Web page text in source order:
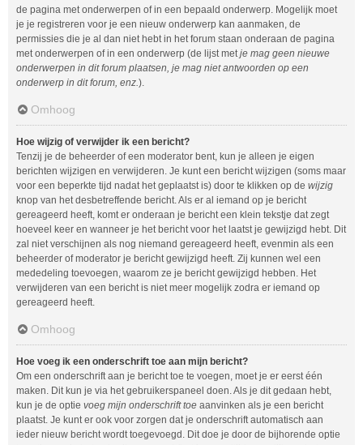
de pagina met onderwerpen of in een bepaald onderwerp. Mogelijk moet
je je registreren voor je een nieuw onderwerp kan aanmaken, de
permissies die je al dan niet hebt in het forum staan onderaan de pagina
met onderwerpen of in een onderwerp (de lijst metje mag geen nieuwe
onderwerpen in dit forum plaatsen, je mag niet antwoorden op een
onderwerp in dit forum, enz.).
Omhoog
Hoe wijzig of verwijder ik een bericht?
Tenzij je de beheerder of een moderator bent, kun je alleen je eigen
berichten wijzigen en verwijderen. Je kunt een bericht wijzigen (soms maar
voor een beperkte tijd nadat het geplaatst is) door te klikken op de wijzig
knop van het desbetreffende bericht. Als er al iemand op je bericht
gereageerd heeft, komt er onderaan je bericht een klein tekstje dat zegt
hoeveel keer en wanneer je het bericht voor het laatst je gewijzigd hebt. Dit
zal niet verschijnen als nog niemand gereageerd heeft, evenmin als een
beheerder of moderator je bericht gewijzigd heeft. Zij kunnen wel een
mededeling toevoegen, waarom ze je bericht gewijzigd hebben. Het
verwijderen van een bericht is niet meer mogelijk zodra er iemand op
gereageerd heeft.
Omhoog
Hoe voeg ik een onderschrift toe aan mijn bericht?
Om een onderschrift aan je bericht toe te voegen, moet je er eerst één
maken. Dit kun je via het gebruikerspaneel doen. Als je dit gedaan hebt,
kun je de optie voeg mijn onderschrift toe aanvinken als je een bericht
plaatst. Je kunt er ook voor zorgen dat je onderschrift automatisch aan
ieder nieuw bericht wordt toegevoegd. Dit doe je door de bijhorende optie